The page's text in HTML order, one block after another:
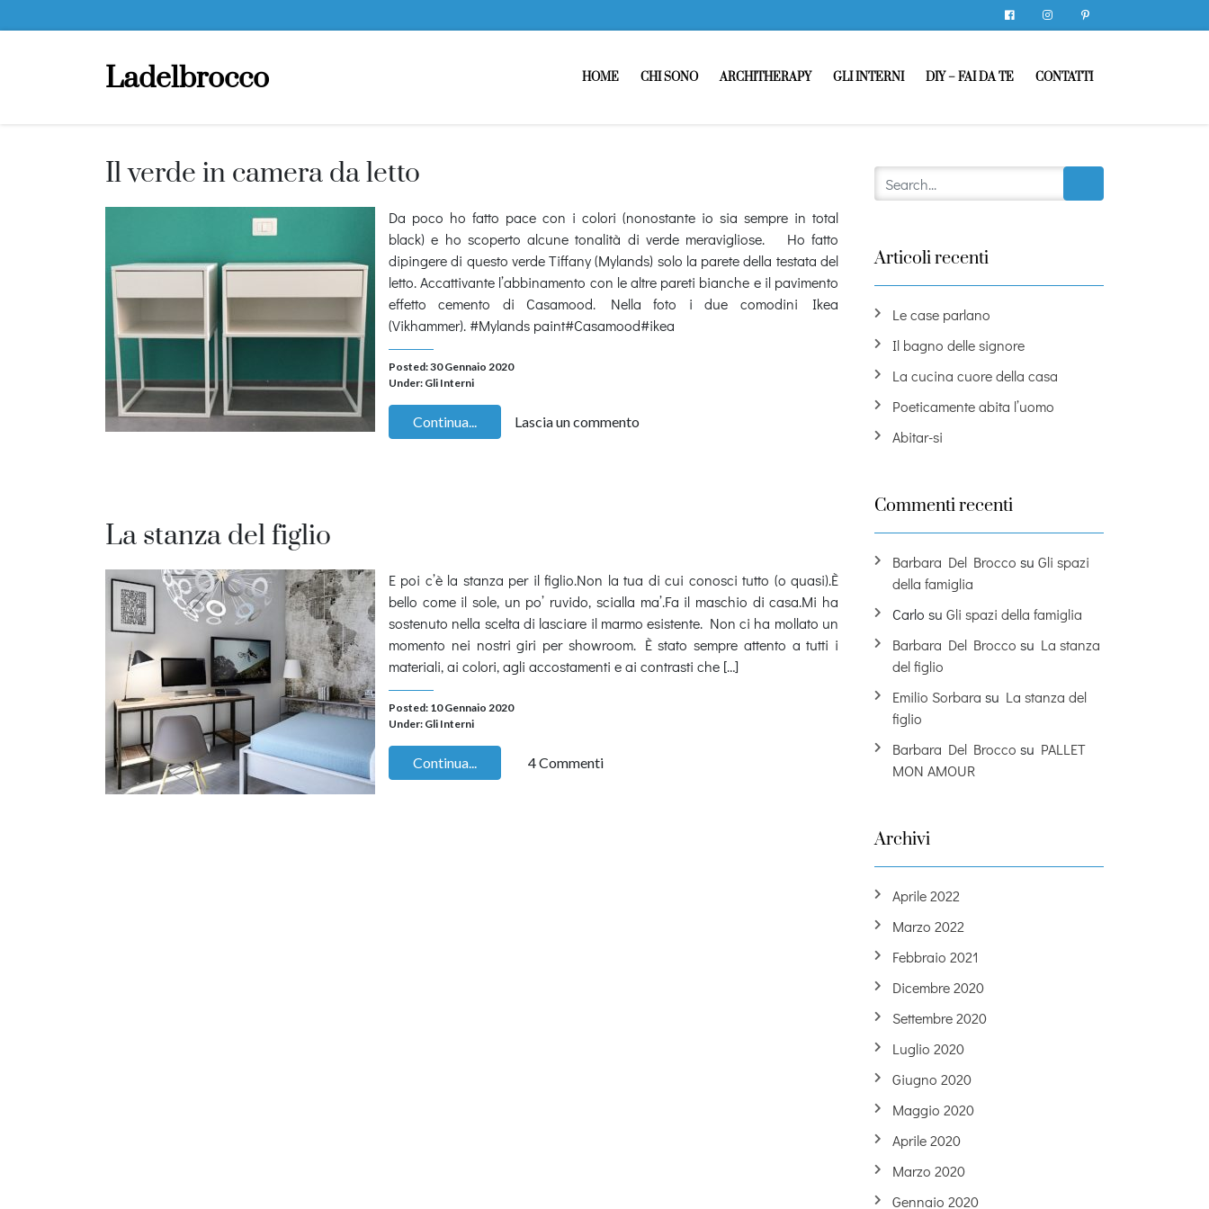
FacebookInstagram
Ladelbrocco HOME CHI SONO ARCHITHERAPY GLI INTERNI DIY – FAI DA TE CONTATTI
Il verde in camera da letto
Da poco ho fatto pace con i colori (nonostante io sia sempre in total
black) e ho scoperto alcune tonalità di verde meravigliose. Ho fatto
dipingere di questo verde Tiffany (Mylands) solo la parete della testata del
letto. Accattivante l’abbinamento con le altre pareti bianche e il pavimento
effetto cemento di Casamood. Nella foto i due comodini Ikea
(Vikhammer). #Mylands paint#Casamood#ikea
Posted: 30 Gennaio 2020
Under: Gli Interni
Continua... Lascia un commento
La stanza del figlio
E poi c’è la stanza per il figlio.Non la tua di cui conosci tutto (o quasi).È
bello come il sole, un po’ ruvido, scialla ma’.Fa il maschio di casa.Mi ha
sostenuto nella scelta di lasciare il marmo esistente. Non ci ha mollato un
momento nei nostri giri per showroom. È stato sempre attento a tutti i
materiali, ai colori, agli accostamenti e ai contrasti che […]
Posted: 10 Gennaio 2020
Under: Gli Interni
Continua... 4 Commenti
Articoli recenti
Le case parlano
Il bagno delle signore
La cucina cuore della casa
Poeticamente abita l’uomo
Abitar-si
Commenti recenti
Barbara Del Brocco su Gli spazi
della famiglia
Carlo su Gli spazi della famiglia
Barbara Del Brocco su La stanza
del figlio
Emilio Sorbara su La stanza del
figlio
Barbara Del Brocco su PALLET
MON AMOUR
Archivi
Aprile 2022
Marzo 2022
Febbraio 2021
Dicembre 2020
Settembre 2020
Luglio 2020
Giugno 2020
Maggio 2020
Aprile 2020
Marzo 2020
Gennaio 2020